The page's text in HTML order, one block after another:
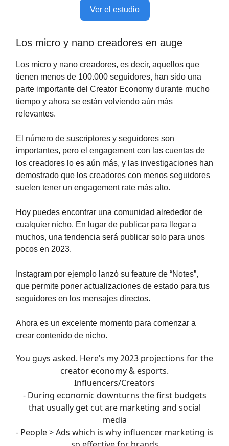
Ver el estudio
Los micro y nano creadores en auge
Los micro y nano creadores, es decir, aquellos que
tienen menos de 100.000 seguidores, han sido una
parte importante del Creator Economy durante mucho
tiempo y ahora se están volviendo aún más
relevantes.
El número de suscriptores y seguidores son
importantes, pero el engagement con las cuentas de
los creadores lo es aún más, y las investigaciones han
demostrado que los creadores con menos seguidores
suelen tener un engagement rate más alto.
Hoy puedes encontrar una comunidad alrededor de
cualquier nicho. En lugar de publicar para llegar a
muchos, una tendencia será publicar solo para unos
pocos en 2023.
Instagram por ejemplo lanzó su feature de “Notes”,
que permite poner actualizaciones de estado para tus
seguidores en los mensajes directos.
Ahora es un excelente momento para comenzar a
crear contenido de nicho.
You guys asked. Here’s my 2023 projections for the
creator economy & esports.
Influencers/Creators
- During economic downturns the first budgets
that usually get cut are marketing and social
media
- People > Ads which is why influencer marketing is